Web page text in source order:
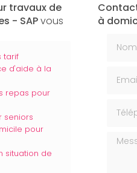
travaux de
- SAPvous
tarif
d'aide à la
repas pour
seniors
pour
situation de
à